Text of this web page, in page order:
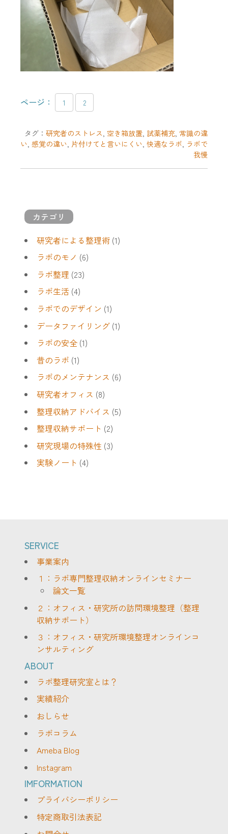
ページ： 1 2
タグ： 研究者のストレス, 空き箱放置, 試薬補充, 常識の違
い, 感覚の違い, 片付けてと言いにくい, 快適なラボ, ラボで
我慢
カテゴリ
研究者による整理術(1)
ラボのモノ (6)
ラボ整理 (23)
ラボ生活(4)
ラボでのデザイン (1)
データファイリング(1)
ラボの安全(1)
昔のラボ (1)
ラボのメンテナンス (6)
研究者オフィス (8)
整理収納アドバイス (5)
整理収納サポート (2)
研究現場の特殊性 (3)
実験ノート (4)
SERVICE
事業案内
１：ラボ専門整理収納オンラインセミナー
論文一覧
２：オフィス・研究所の訪問環境整理（整理
収納サポート）
３：オフィス・研究所環境整理オンラインコ
ンサルティング
ABOUT
ラボ整理研究室とは？
実績紹介
おしらせ
ラボコラム
Ameba Blog
Instagram
IMFORMATION
プライバシーポリシー
特定商取引法表記